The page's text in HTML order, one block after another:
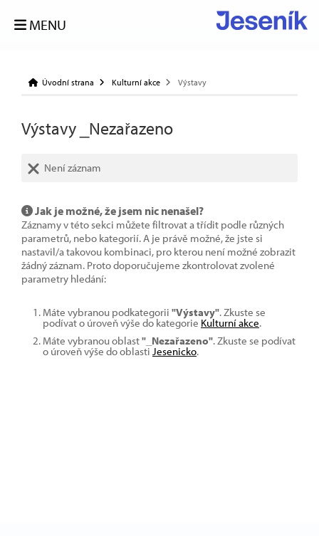
MENU
Úvodní strana Kulturní akce Výstavy
Výstavy _Nezařazeno
Není záznam
Jak je možné, že jsem nic nenašel?
Záznamy v této sekci můžete filtrovat a třídit podle různých
parametrů, nebo kategorií. A je právě možné, že jste si
nastavil/a takovou kombinaci, pro kterou není možné zobrazit
žádný záznam. Proto doporučujeme zkontrolovat zvolené
parametry hledání:
Máte vybranou podkategorii "Výstavy". Zkuste se
podívat o úroveň výše do kategorie Kulturní akce.
Máte vybranou oblast"_Nezařazeno". Zkuste se podívat
o úroveň výše do oblasti Jesenicko.